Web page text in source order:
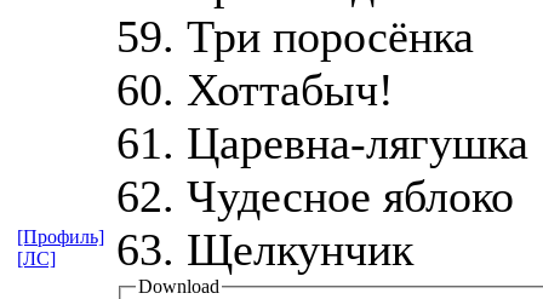
59. Три поросёнка
60. Хоттабыч!
61. Царевна-лягушка
62. Чудесное яблоко
63. Щелкунчик
Download
[Профиль]
[ЛС]